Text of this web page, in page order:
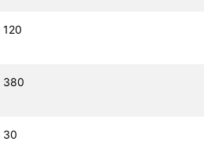
120
380
30